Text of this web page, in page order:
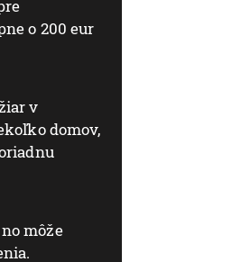
o 200 eur
v
domov,
môže